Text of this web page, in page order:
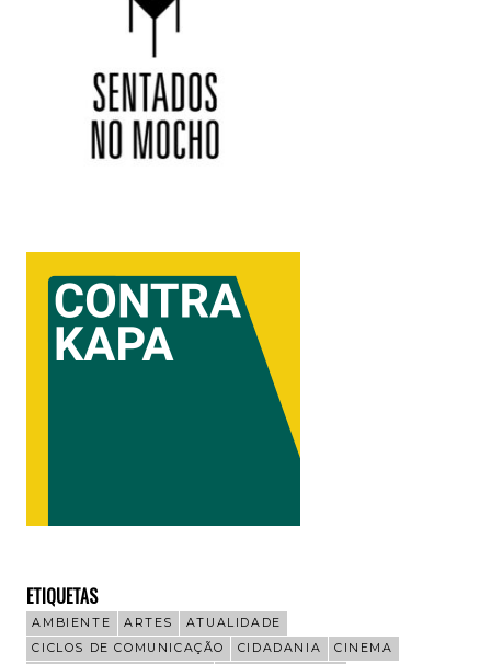
ETIQUETAS
AMBIENTE ARTES
ATUALIDADE
CICLOS DE COMUNICAÇÃO
CIDADANIA
CINEMA